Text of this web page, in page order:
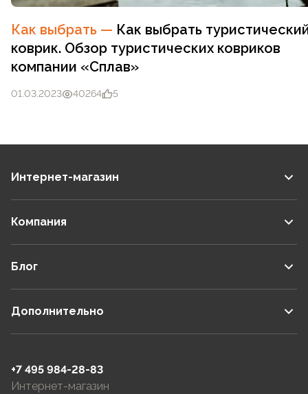
Как выбрать — Как выбрать
коврик. Обзор туристических ковриков
компании «Сплав»
01.03.2023 40264 5
Интернет-магазин
Компания
Блог
Дополнительно
+7 495 984-28-83
Интернет-магазин